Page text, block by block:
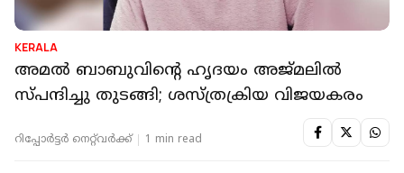
KERALA
അമൽ ബാബുവിന്റെ ഹൃദയം അജ്മലിൽ
സ്പന്ദിച്ചു തുടങ്ങി; ശസ്ത്രക്രിയ വിജയകരം
റിപ്പോർട്ടർ നെറ്റ്‌വര്‍ക്ക്‌ 1 min read